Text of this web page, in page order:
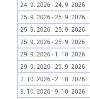
24. 9. 2026 - 24. 9. 2026
25. 9. 2026 - 25. 9. 2026
25. 9. 2026 - 25. 9. 2026
25. 9. 2026 - 25. 9. 2026
29. 9. 2026 - 1. 10. 2026
29. 9. 2026 - 29. 9. 2026
2. 10. 2026 - 2. 10. 2026
9. 10. 2026 - 9. 10. 2026